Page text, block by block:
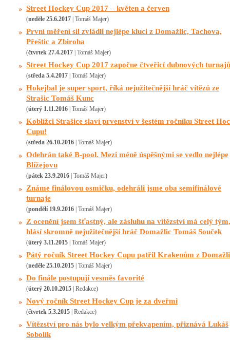
Street Hockey Cup 2017 – květen a červen
(neděle 25.6.2017 | Tomáš Majer)
První měření sil zvládli nejlépe kluci z Domažlic, Tachova,
Přeštic a Zbiroha
(čtvrtek 27.4.2017 | Tomáš Majer)
Street Hockey Cup 2017 započne čtveřicí dubnových turnajů
(středa 5.4.2017 | Tomáš Majer)
Hokejbal je super sport, říká nejužitečnější hráč vítězů ze
Strašic Tomáš Kunc
(úterý 1.11.2016 | Tomáš Majer)
Koblížci Strašice slaví prvenství v šestém ročníku Street
Cupu!
(středa 26.10.2016 | Tomáš Majer)
Odehrán také B-pool. Mezi méně úspěšnými se vedlo nejlépe
Blížejovu
(pátek 23.9.2016 | Tomáš Majer)
Známe finálovou osmičku, odehráli jsme oba semifinálové
turnaje
(pondělí 19.9.2016 | Tomáš Majer)
Z ocenění jsem šťastný, ale zásluhu na vítězství má celý tým,
hlásí skromně nejužitečnější hráč Domažlic Tomáš Souček
(úterý 3.11.2015 | Tomáš Majer)
Pátý ročník Street Hockey Cupu patřil Krakenům z
(neděle 25.10.2015 | Tomáš Majer)
Do finále postupují vesměs favorité
(úterý 20.10.2015 | Redakce)
Nový ročník Street Hockey Cup je za dveřmi
(čtvrtek 5.3.2015 | Redakce)
Vítězství pro nás bylo velkým překvapením, přiznává Lukáš
Sobolík